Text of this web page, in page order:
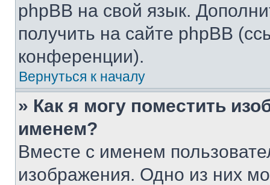
phpBB на свой язык.
получить на сайте phpBB
конференции).
Вернуться к началу
» Как я могу поместить
именем?
Вместе с именем
изображения. Одно из них